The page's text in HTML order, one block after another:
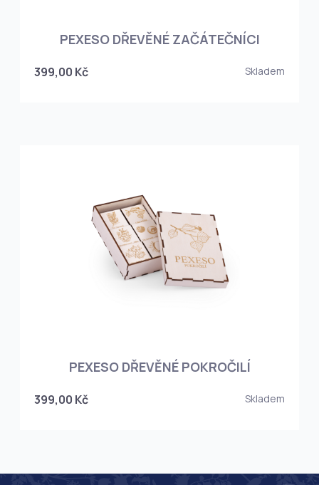
PEXESO DŘEVĚNÉ ZAČÁTEČNÍCI
399,00 Kč Skladem
PEXESO DŘEVĚNÉ POKROČILÍ
399,00 Kč Skladem